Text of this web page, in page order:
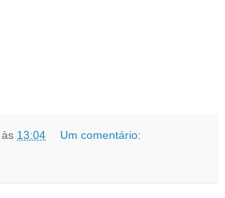
às 13:04 Um comentário: